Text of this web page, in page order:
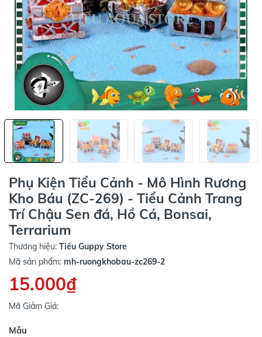
Phụ Kiện Tiểu Cảnh - Mô Hình Rương
Kho Báu (ZC-269) - Tiểu Cảnh Trang
Trí Chậu Sen đá, Hồ Cá, Bonsai,
Terrarium
Thương hiệu: Tiếu Guppy Store
Mã sản phẩm: mh-ruongkhobau-zc269-2
15.000₫
Mã Giảm Giá:
Mẫu